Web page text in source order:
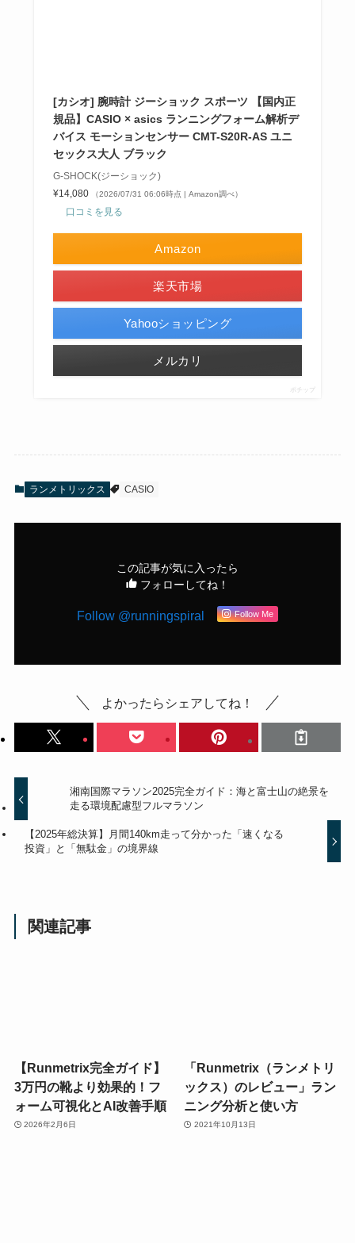
[カシオ] 腕時計 ジーショック スポーツ 【国内正
規品】CASIO × asics ランニングフォーム解析デ
バイス モーションセンサー CMT-S20R-AS ユニ
セックス大人 ブラック
G-SHOCK(ジーショック)
¥14,080
（2026/07/31 06:06時点 | Amazon調べ）
口コミを見る
Amazon
楽天市場
Yahooショッピング
メルカリ
ポチップ
ランメトリックス CASIO
この記事が気に入ったら
フォローしてね！
Follow @runningspiral Follow Me
よかったらシェアしてね！
湘南国際マラソン2025完全ガイド：海と富士山の絶景を
走る環境配慮型フルマラソン
【2025年総決算】月間140km走って分かった「速くなる
投資」と「無駄金」の境界線
関連記事
【Runmetrix完全ガイド】
3万円の靴より効果的！フ
ォーム可視化とAI改善手順
2026年2月6日
「Runmetrix（ランメトリ
ックス）のレビュー」ラン
ニング分析と使い方
2021年10月13日